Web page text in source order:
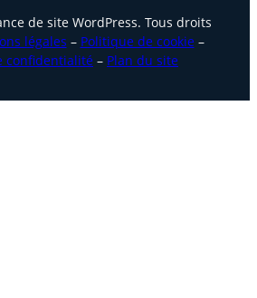
de site WordPress. Tous droits
légales – Politique de cookie –
confidentialité – Plan du site